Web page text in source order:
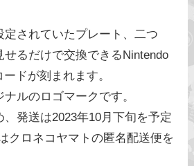
定されていたプレート、二つ
るだけで交換できるNintendo
ドが刻まれます。
ルのロゴマークです。
発送は2023年10月下旬を予定
クロネコヤマトの匿名配送便を